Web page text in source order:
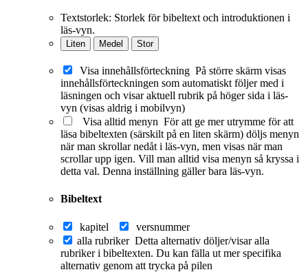
Textstorlek: Storlek för bibeltext och introduktionen i
läs-vyn.
Liten Medel Stor
Visa innehållsförteckning På större skärm visas
innehållsförteckningen som automatiskt följer med i
läsningen och visar aktuell rubrik på höger sida i läs-
vyn (visas aldrig i mobilvyn)
Visa alltid menyn För att ge mer utrymme för att
läsa bibeltexten (särskilt på en liten skärm) döljs menyn
när man skrollar nedåt i läs-vyn, men visas när man
scrollar upp igen. Vill man alltid visa menyn så kryssa i
detta val. Denna inställning gäller bara läs-vyn.
Bibeltext
kapitel
versnummer
alla rubriker Detta alternativ döljer/visar alla
rubriker i bibeltexten. Du kan fälla ut mer specifika
alternativ genom att trycka på pilen